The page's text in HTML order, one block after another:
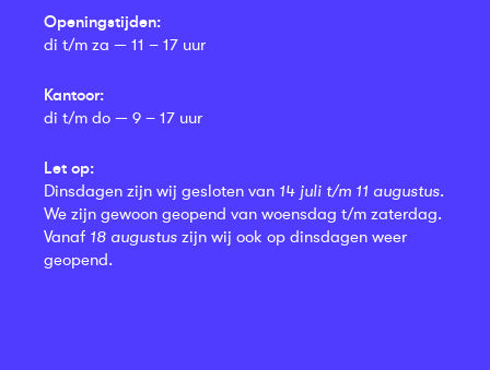
Openingstijden:
di t/m za — 11 – 17 uur
Kantoor:
di t/m do — 9 – 17 uur
Let op:
Dinsdagen zijn wij gesloten van 14 juli t/m 11 augustus.
We zijn gewoon geopend van woensdag t/m zaterdag.
Vanaf 18 augustus zijn wij ook op dinsdagen weer
geopend.